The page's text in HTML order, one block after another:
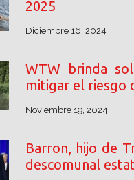
2025
Diciembre 16, 2024
WTW brinda
mitigar el riesgo
Noviembre 19, 2024
Barron, hijo de
descomunal